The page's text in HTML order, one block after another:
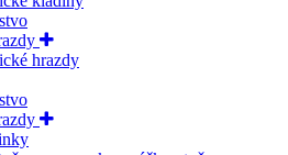
hrazdy